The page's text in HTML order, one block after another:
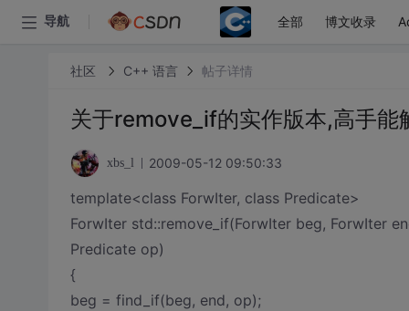
导航 全部 博文收录
社区 C++ 语言 帖子详情
关于remove_if的实作版本,高手能
xbs_l 2009-05-12 09:50:33
template<class ForwIter, class Predicate>
ForwIter std::remove_if(ForwIter beg, ForwIter
Predicate op)
{
beg = find_if(beg, end, op);